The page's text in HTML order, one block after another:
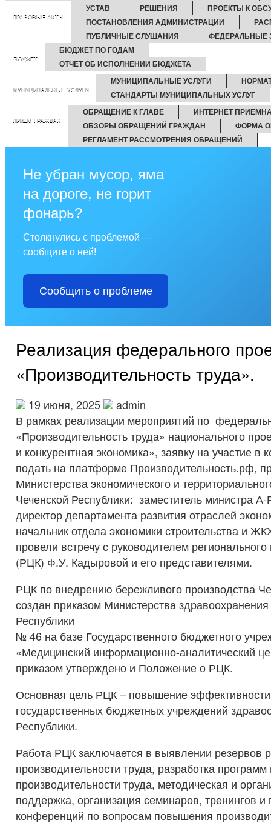
ПРАВОВЫЕ АКТЫ
УСТАВ РЕШЕНИЯ
ПРОЕКТЫ К
ПОСТАНОВЛЕНИЯ АДМИНИСТРАЦИИ
ПУБЛИЧНЫЕ СЛУШАНИЯ
ФЕДЕРАЛЬНЫЕ
БЮДЖЕТ
БЮДЖЕТ ПО ГОДАМ
ОТЧЕТ ОБ ИСПОЛНЕНИИ БЮДЖЕТА
МУНИЦИПАЛЬНЫЕ УСЛУГИ
МУНИЦИПАЛЬНЫЕ УСЛУГИ
СТАНДАРТЫ МУНИЦИПАЛЬНЫХ УСЛУГ
ПРИЕМ ГРАЖДАН
ОБРАЩЕНИЕ К ГЛАВЕ
ИНТЕРНЕТ
ОБЗОРЫ ОБРАЩЕНИЙ ГРАЖДАН
ФОРМА
РЕГЛАМЕНТ РАССМОТРЕНИЯ ОБРАЩЕНИЙ
Не убран мусор, яма
на дороге, не горит
фонарь?
Столкнулись с проблемой —
сообщите о ней!
Сообщить о проблеме
Реализация федерального
«Производительность труда».
19 июня, 2025
admin
В рамках реализации мероприятий по
«Производительность труда» национального
и конкурентная экономика», заявку на участие в
подать на платформе Производительность.рф,
Министерства экономического и
Чеченской Республики: заместитель министра
директор департамента развития отраслей
начальник отдела экономики строительства и
провели встречу с руководителем
(РЦК) Ф.У. Кадыровой и его представителями.
РЦК по внедрению бережливого производства
создан приказом Министерства
Республики
№ 46 на базе Государственного бюджетного
«Медицинский информационно-аналитический
приказом утверждено и Положение о РЦК.
Основная цель РЦК – повышение
государственных бюджетных учреждений
Республики.
Работа РЦК заключается в выявлении резервов
производительности труда, разработка
производительности труда, методическая и
поддержка, организация семинаров, тренингов и
конференций по вопросам повышения